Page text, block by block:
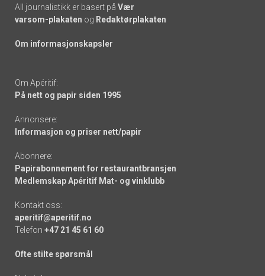
All journalistikk er basert på Vær
varsom-plakaten og Redaktørplakaten
Om informasjonskapsler
Om Apéritif:
På nett og papir siden 1995
Annonsere:
Informasjon og priser nett/papir
Abonnere:
Papirabonnement for restaurantbransjen
Medlemskap Apéritif Mat- og vinklubb
Kontakt oss:
aperitif@aperitif.no
Telefon +47 21 45 61 60
Ofte stilte spørsmål